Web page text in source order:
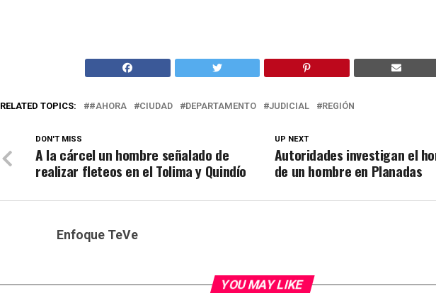
RELATED TOPICS: #AHORA CIUDAD DEPARTAMENTO JUDICIAL REGIÓN
UP NEXT
Autoridades investigan el
de un hombre en Planadas
DON'T MISS
A la cárcel un hombre señalado de
realizar fleteos en el Tolima y Quindío
Enfoque TeVe
YOU MAY LIKE